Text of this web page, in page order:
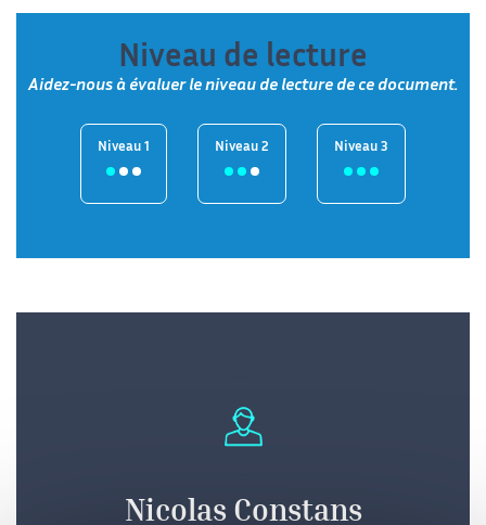
Niveau de lecture
Aidez-nous à évaluer le niveau de lecture de ce document.
Niveau 1 Niveau 2 Niveau 3
Nicolas Constans